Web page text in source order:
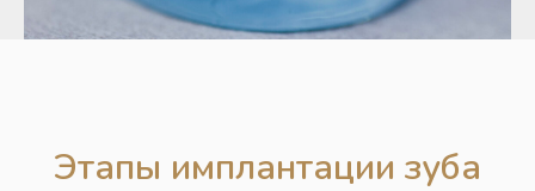
Этапы имплантации зуба